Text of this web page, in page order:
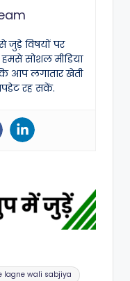
जुड़े विषयों पर
सोशल मीडिया
आप लगातार खेती
रह सकें.
lagne wali sabjiya